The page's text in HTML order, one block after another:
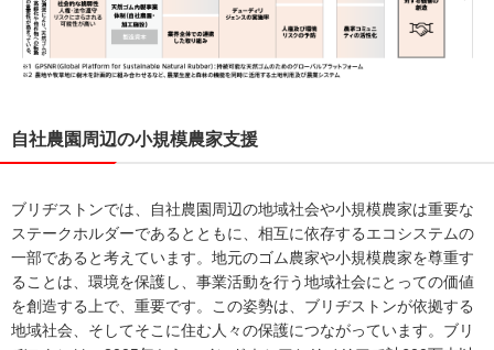
自社農園周辺の小規模農家支援
ブリヂストンでは、自社農園周辺の地域社会や小規模農家は重要な
ステークホルダーであるとともに、相互に依存するエコシステムの
一部であると考えています。地元のゴム農家や小規模農家を尊重す
ることは、環境を保護し、事業活動を行う地域社会にとっての価値
を創造する上で、重要です。この姿勢は、ブリヂストンが依拠する
地域社会、そしてそこに住む人々の保護につながっています。ブリ